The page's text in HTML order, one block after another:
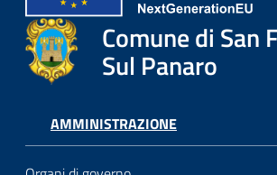
c
Comune di San
Sul Panaro
AMMINISTRAZIONE